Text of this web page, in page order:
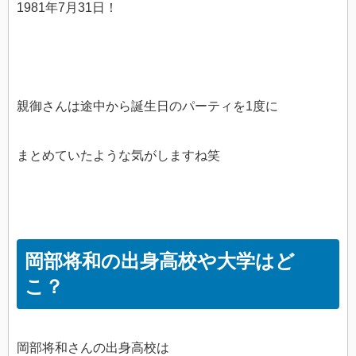
1981年7月31日！
親御さんは途中から誕生日のパーティを1度に
まとめていたような気がしますね笑
岡部将和の出身高校や大学はど
こ？
岡部将和さんの出身高校は